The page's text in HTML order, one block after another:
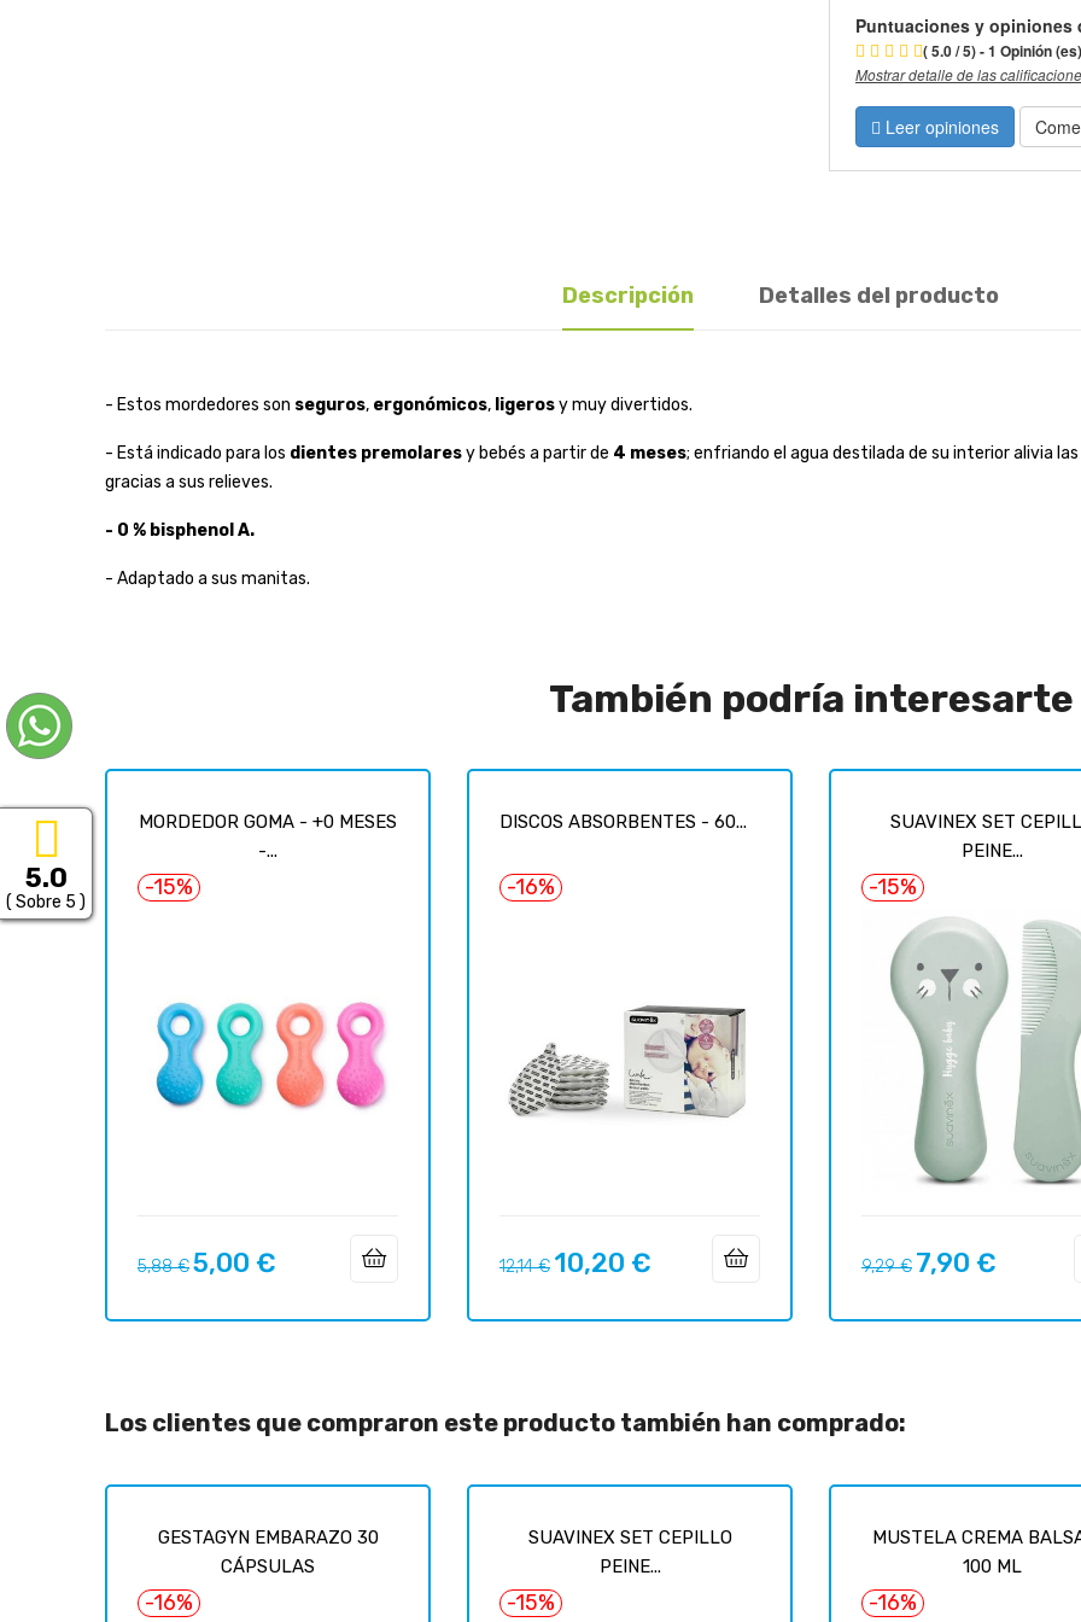
Puntuaciones y opiniones
( 5.0 / 5) - 1 Opinión (es)
Mostrar detalle de las
Leer opiniones
Descripción Detalles del producto
- Estos mordedores son seguros, ergonómicos, ligerosy muy divertidos.
- Está indicado para los dientes premolaresy bebés a partir de 4 meses; enfriando el agua destilada de su interior alivia
gracias a sus relieves.
- 0 % bisphenol A.
- Adaptado a sus manitas.
También podría interesarte
MORDEDOR GOMA - +0 MESES
-...
-15%
Precio
5,88 €Precio
5,00 €
DISCOS ABSORBENTES - 60...
-16%
Precio
12,14 € Precio
10,20 €
SUAVINEX SET
PEINE...
-15%
Precio
9,29 € Precio
7,90 €
Los clientes que compraron este producto también han comprado:
GESTAGYN EMBARAZO 30
CÁPSULAS
-16%
SUAVINEX SET CEPILLO
PEINE...
-15%
MUSTELA CREMA
100 ML
-16%
5.0
( Sobre 5 )